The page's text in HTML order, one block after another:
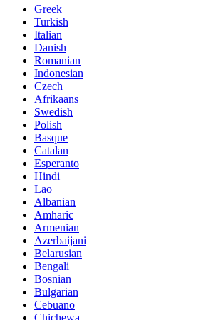
Greek
Turkish
Italian
Danish
Romanian
Indonesian
Czech
Afrikaans
Swedish
Polish
Basque
Catalan
Esperanto
Hindi
Lao
Albanian
Amharic
Armenian
Azerbaijani
Belarusian
Bengali
Bosnian
Bulgarian
Cebuano